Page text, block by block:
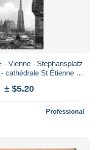
- Vienne - Stephansplatz
cathédrale St Étienne -
± $5.20
Professional